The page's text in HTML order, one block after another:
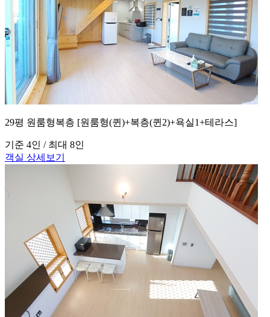
29평 원룸형복층 [원룸형(퀸)+복층(퀸2)+욕실1+테라스]
기준 4인 / 최대 8인
객실 상세보기